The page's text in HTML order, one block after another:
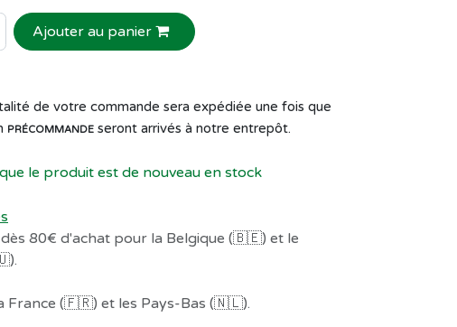
Ajouter au panier
de votre commande sera expédiée une fois que
PRÉCOMMANDE seront arrivés à notre entrepôt.
le produit est de nouveau en stock
80€ d'achat pour la Belgique (🇧🇪) et le
France (🇫🇷) et les Pays-Bas (🇳🇱).